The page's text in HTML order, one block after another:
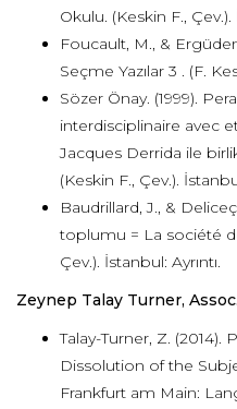
Okulu. (Keskin F., Çev.).
Foucault, M., &
Seçme Yazılar 3 . (F.
Sözer Önay. (1999).
interdisciplinaire avec
Jacques Derrida ile
(Keskin F., Çev.).
Baudrillard, J., &
toplumu = La société
Çev.). İstanbul: Ayrıntı.
Zeynep Talay Turner,
Talay-Turner, Z.
Dissolution of the
Frankfurt am Main: